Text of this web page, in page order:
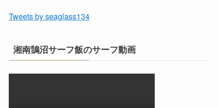
Tweets by seaglass134
湘南鵠沼サーフ飯のサーフ動画